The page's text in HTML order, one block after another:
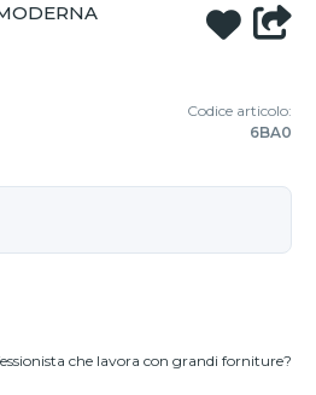
Codice articolo:
6BA0
che lavora con grandi forniture?